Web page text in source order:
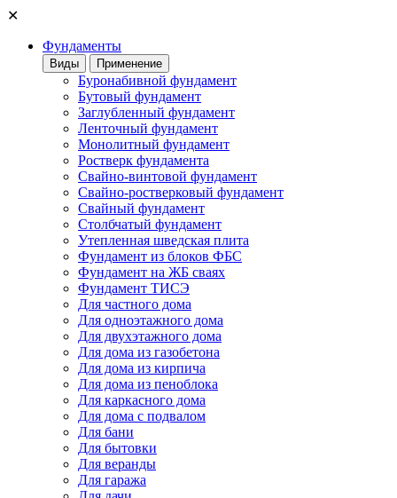
✕
Фундаменты
Виды Применение
Буронабивной фундамент
Бутовый фундамент
Заглубленный фундамент
Ленточный фундамент
Монолитный фундамент
Ростверк фундамента
Свайно-винтовой фундамент
Свайно-ростверковый фундамент
Свайный фундамент
Столбчатый фундамент
Утепленная шведская плита
Фундамент из блоков ФБС
Фундамент на ЖБ сваях
Фундамент ТИСЭ
Для частного дома
Для одноэтажного дома
Для двухэтажного дома
Для дома из газобетона
Для дома из кирпича
Для дома из пеноблока
Для каркасного дома
Для дома с подвалом
Для бани
Для бытовки
Для веранды
Для гаража